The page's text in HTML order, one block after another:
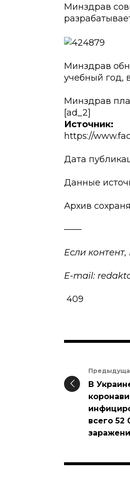
Минздрав
Минздрав
учебный год,
Минздрав
[ad_2]
Источник:
https://
Дата
Данные
Архив
——
Если
E-mail:
409
В
всего 52